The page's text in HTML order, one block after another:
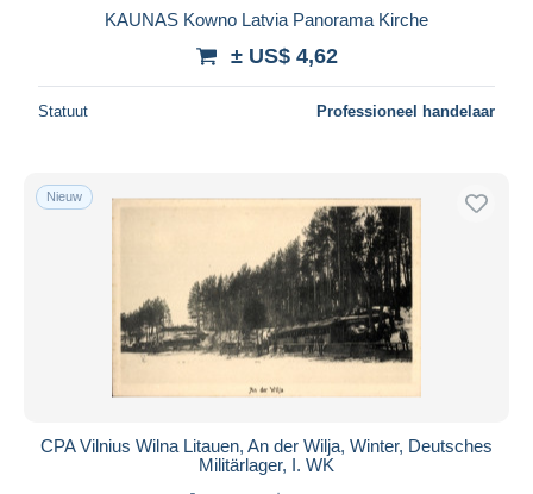
KAUNAS Kowno Latvia Panorama Kirche
± US$ 4,62
Statuut Professioneel handelaar
Nieuw
CPA Vilnius Wilna Litauen, An der Wilja, Winter, Deutsches
Militärlager, I. WK